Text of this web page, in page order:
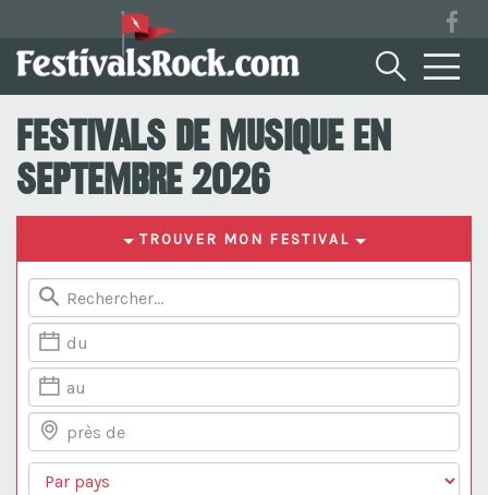
Festivals de musique en
Septembre 2026
TROUVER MON FESTIVAL